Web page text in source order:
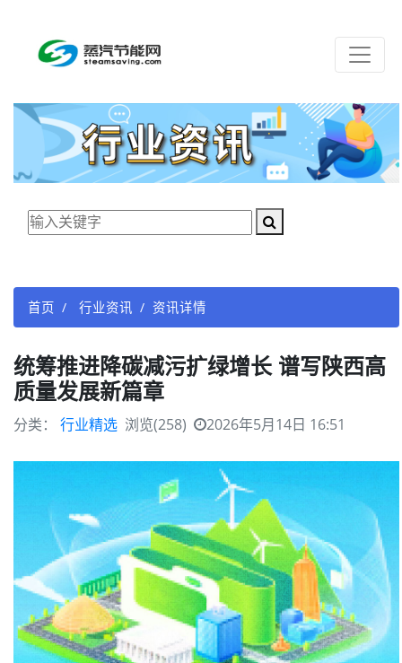
首页 行业资讯 资讯详情
统筹推进降碳减污扩绿增长 谱写陕西高
质量发展新篇章
分类： 行业精选 浏览(258) 2026年5月14日 16:51